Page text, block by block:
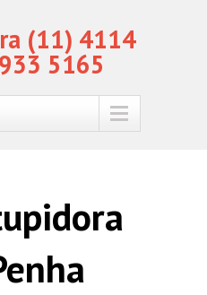
(11) 4114
5165